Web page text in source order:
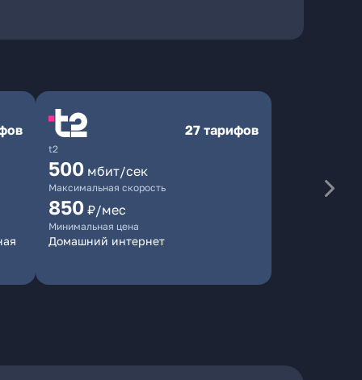
t2
27 тарифов
500 мбит/сек
Максимальная скорость
850 ₽/мес
Минимальная цена
Домашний интернет